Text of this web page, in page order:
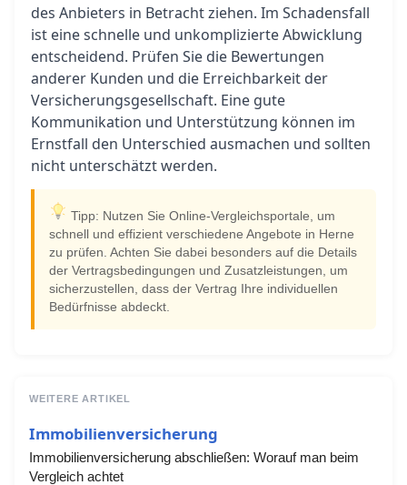
des Anbieters in Betracht ziehen. Im Schadensfall
ist eine schnelle und unkomplizierte Abwicklung
entscheidend. Prüfen Sie die Bewertungen
anderer Kunden und die Erreichbarkeit der
Versicherungsgesellschaft. Eine gute
Kommunikation und Unterstützung können im
Ernstfall den Unterschied ausmachen und sollten
nicht unterschätzt werden.
Tipp: Nutzen Sie Online-Vergleichsportale, um
schnell und effizient verschiedene Angebote in Herne
zu prüfen. Achten Sie dabei besonders auf die Details
der Vertragsbedingungen und Zusatzleistungen, um
sicherzustellen, dass der Vertrag Ihre individuellen
Bedürfnisse abdeckt.
WEITERE ARTIKEL
Immobilienversicherung
Immobilienversicherung abschließen: Worauf man beim
Vergleich achtet